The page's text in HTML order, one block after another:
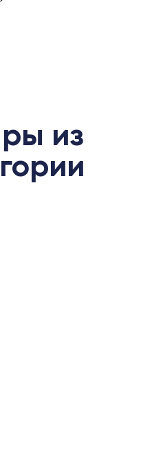
из